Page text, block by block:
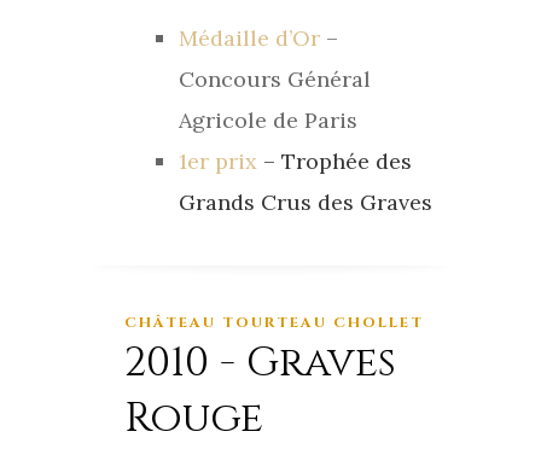
Médaille d’Or –
Concours Général
Agricole de Paris
1er prix – Trophée des
Grands Crus des Graves
CHÂTEAU TOURTEAU CHOLLET
2010 - Graves
Rouge